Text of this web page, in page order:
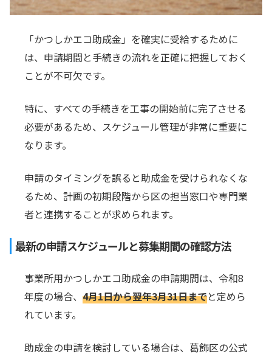
「かつしかエコ助成金」を確実に受給するために
は、申請期間と手続きの流れを正確に把握しておく
ことが不可欠です。
特に、すべての手続きを工事の開始前に完了させる
必要があるため、スケジュール管理が非常に重要に
なります。
申請のタイミングを誤ると助成金を受けられなくな
るため、計画の初期段階から区の担当窓口や専門業
者と連携することが求められます。
最新の申請スケジュールと募集期間の確認方法
事業所用かつしかエコ助成金の申請期間は、令和8
年度の場合、 4月1日から翌年3月31日までと定めら
れています。
助成金の申請を検討している場合は、葛飾区の公式